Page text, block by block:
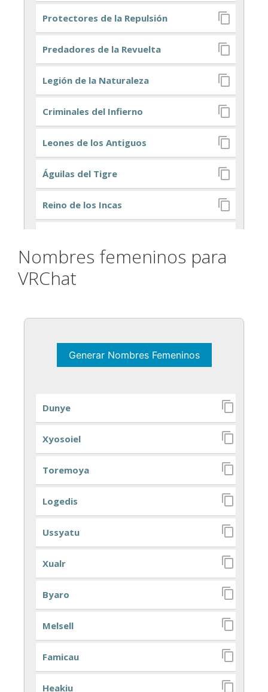
Nombres femeninos para
VRChat